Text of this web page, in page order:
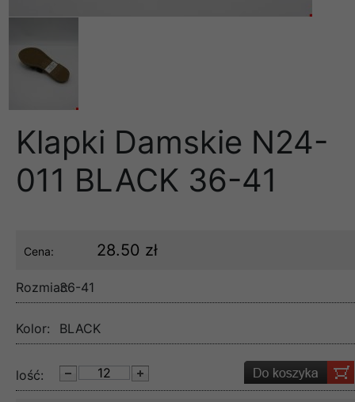
Klapki Damskie N24-
011 BLACK 36-41
Cena: 28.50 zł
Rozmiar:36-41
Kolor: BLACK
lość: